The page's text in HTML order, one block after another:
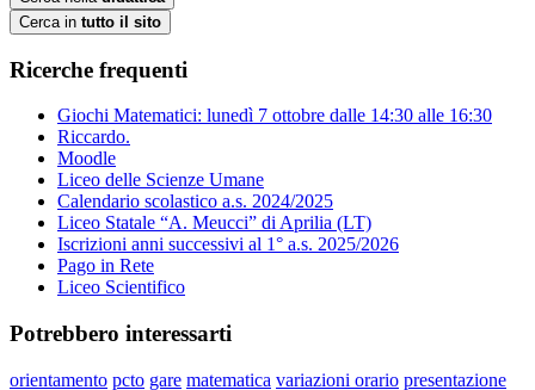
Cerca in tutto il sito
Ricerche frequenti
Giochi Matematici: lunedì 7 ottobre dalle 14:30 alle 16:30
Riccardo.
Moodle
Liceo delle Scienze Umane
Calendario scolastico a.s. 2024/2025
Liceo Statale “A. Meucci” di Aprilia (LT)
Iscrizioni anni successivi al 1° a.s. 2025/2026
Pago in Rete
Liceo Scientifico
Potrebbero interessarti
orientamento pcto gare matematica variazioni orario presentazione